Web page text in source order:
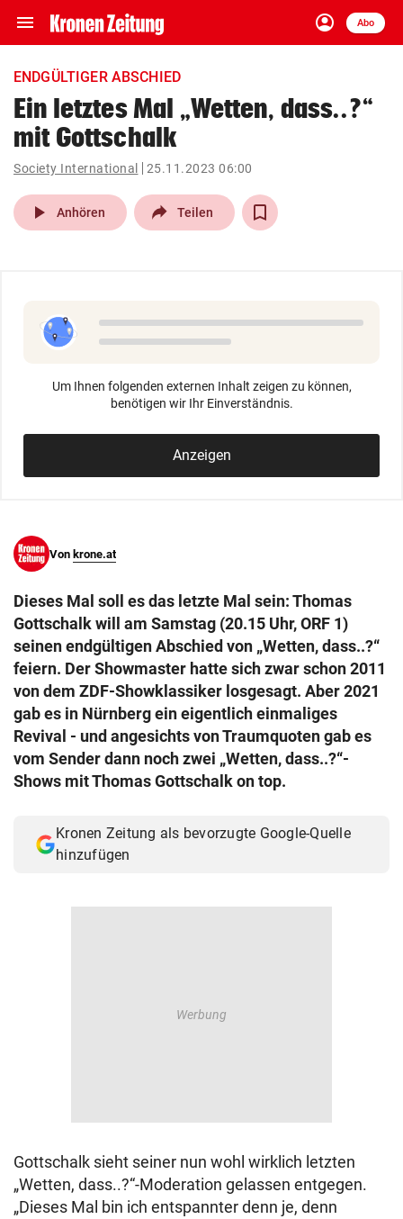
menu Navigation
ein-/ausklappen
account_circle
Anmelden
Abo
close Schließen
account_circle Anmelden
pin_drop
Wien arrow_right
search
eingeben
ENDGÜLTIGER ABSCHIED
Ein letztes Mal „Wetten, dass..?“
mit Gottschalk
Society International 25.11.2023 06:00
play_arrow Anhören Teilen
Um Ihnen folgenden externen Inhalt zeigen zu können,
benötigen wir Ihr Einverständnis.
Anzeigen
Von krone.at
Dieses Mal soll es das letzte Mal sein: Thomas
Gottschalk will am Samstag (20.15 Uhr, ORF 1)
seinen endgültigen Abschied von „Wetten, dass..?“
feiern. Der Showmaster hatte sich zwar schon 2011
von dem ZDF-Showklassiker losgesagt. Aber 2021
gab es in Nürnberg ein eigentlich einmaliges
Revival - und angesichts von Traumquoten gab es
vom Sender dann noch zwei „Wetten, dass..?“-
Shows mit Thomas Gottschalk on top.
Kronen Zeitung als bevorzugte Google-Quelle
hinzufügen
Gottschalk sieht seiner nun wohl wirklich letzten
„Wetten, dass..?“-Moderation gelassen entgegen.
„Dieses Mal bin ich entspannter denn je, denn